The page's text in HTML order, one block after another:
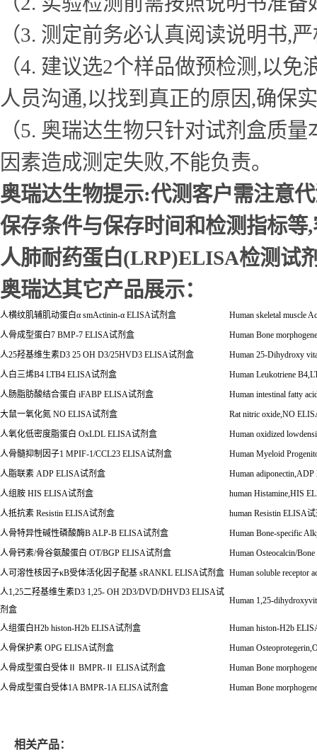
（3. 测定前务必认真阅读说明书,
（4. 建议选2个样品做预检测,以
人员沟通,以找到真正的原因,确保
（5. 奥瑞达生物只针对试剂盒质
因素造成测定失败,不能负责。
奥瑞达生物提示:代测客户需注意
保存条件与保存时间和检测指标
人肺耐药蛋白(LRP)ELISA检测试
奥瑞达其它产品展示：
人横纹肌辅肌动蛋白α smActinin-α ELISA试剂盒
Human skeletal muscle
人骨成型蛋白7 BMP-7 ELISA试剂盒
Human Bone
人25羟基维生素D3 25 OH D3/25HVD3 ELISA试剂盒
Human 25-Dihydroxy
人白三烯B4 LTB4 ELISA试剂盒
Human Leukotriene
人肠脂肪酸结合蛋白 iFABP ELISA试剂盒
Human intestinal fatty
大鼠一氧化氮 NO ELISA试剂盒
Rat nitric oxide,NO
人氧化低密度脂蛋白 OxLDL ELISA试剂盒
Human oxidized
人骨髓抑制因子1 MPIF-1/CCL23 ELISA试剂盒
Human Myeloid
人脂联素 ADP ELISA试剂盒
Human
人组胺 HIS ELISA试剂盒
human Histamine,HIS
人抵抗素 Resistin ELISA试剂盒 human Resistin ELISA
人骨特异性碱性磷酸酶B ALP-B ELISA试剂盒
Human Bone-specific
人骨钙素/骨谷氨酸蛋白 OT/BGP ELISA试剂盒
Human Osteocalcin/
人可溶性核因子κB受体活化因子配基 sRANKL ELISA试剂盒 Human soluble receptor
人1,25二羟基维生素D3 1,25- OH 2D3/DVD/DHVD3 ELISA试
剂盒
Human 1,25-
人组蛋白H2b histon-H2b ELISA试剂盒
Human histon-H2b
人骨保护素 OPG ELISA试剂盒
Human
人骨成型蛋白受体
BMPR-Ⅱ ELISA试剂盒
Human Bone
人骨成型蛋白受体1A BMPR-1A ELISA试剂盒 Human Bone
相关产品：